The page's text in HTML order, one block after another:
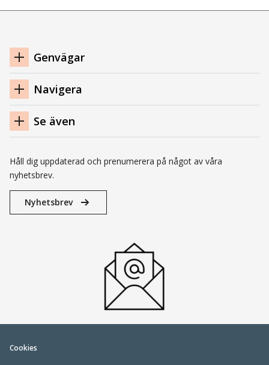
Navigation
sidfot
Genvägar
Navigera
Se även
Håll dig uppdaterad och prenumerera på något av våra
nyhetsbrev.
Nyhetsbrev
Cookies